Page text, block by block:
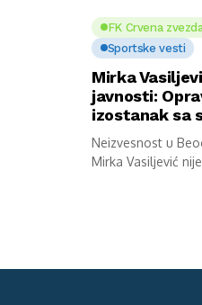
FK Crvena
Sportske vesti
Mirka
javnosti:
izostanak sa
Neizvesnost u
Mirka Vasiljević